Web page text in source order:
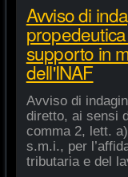
Avviso di
supporto in
dell'INAF
Avviso di
diretto, ai sensi
comma 2, lett.
s.m.i., per
tributaria e del